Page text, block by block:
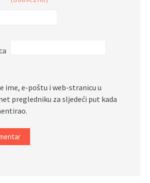
ime, e-poštu i web-stranicu u
pregledniku za sljedeći put kada